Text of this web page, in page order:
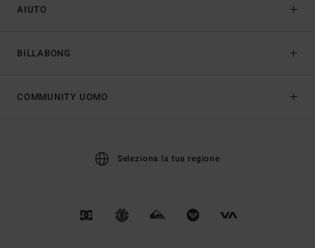
AIUTO
BILLABONG
COMMUNITY UOMO
Seleziona la tua regione